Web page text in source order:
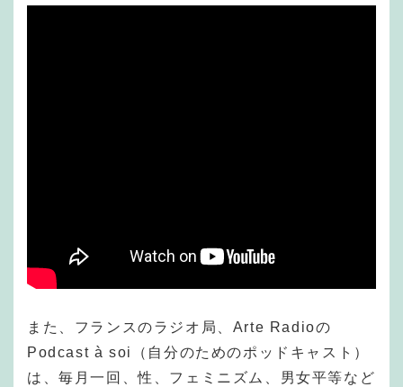
また、フランスのラジオ局、Arte Radioの
Podcast à soi（自分のためのポッドキャスト）
は、毎月一回、性、フェミニズム、男女平等など